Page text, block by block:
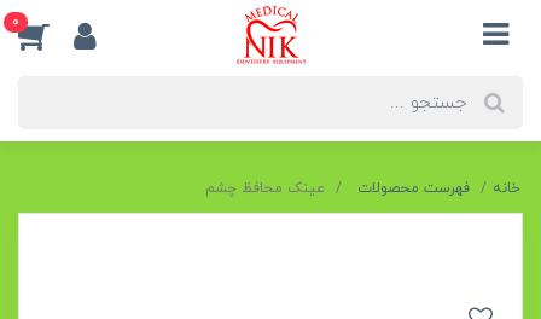
0
خانه فهرست محصولات عینک محافظ چشم